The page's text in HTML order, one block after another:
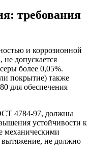
требования
и коррозионной
допускается
более 0,05%.
покрытие) также
для обеспечения
4784-97, должны
устойчивости к
механическими
вытяжение, не должно